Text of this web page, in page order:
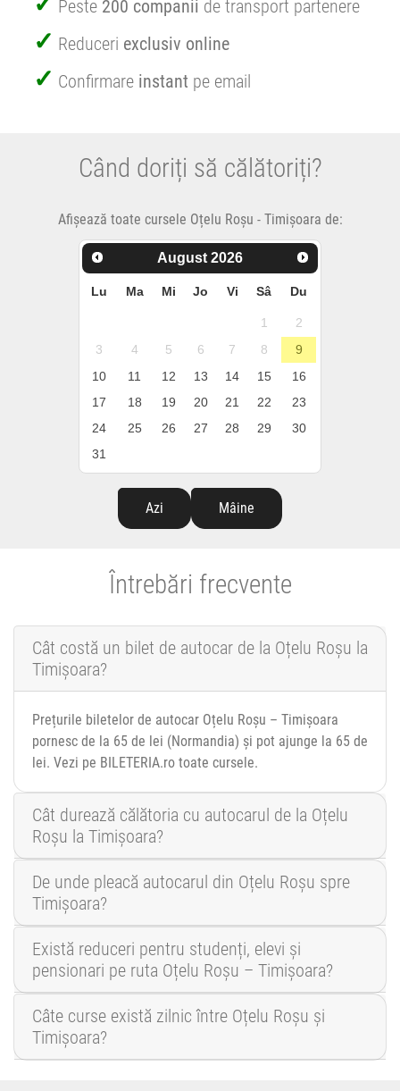
Peste 200 companii de transport partenere
Reduceri exclusiv online
Confirmare instant pe email
Când doriți să călătoriți?
Afișează toate cursele Oțelu Roșu - Timișoara de:
August 2026
Lu Ma Mi Jo Vi Sâ Du
1
2
3
4 5 6 7 8
9
10
11 12 13 14 15
16
17
18 19 20 21 22
23
24
25 26 27 28 29
30
31
Azi Mâine
Întrebări frecvente
Cât costă un bilet de autocar de la Oțelu Roșu la
Timișoara?
Prețurile biletelor de autocar Oțelu Roșu – Timișoara
pornesc de la 65 de lei (Normandia) și pot ajunge la 65 de
lei. Vezi pe BILETERIA.ro toate cursele.
Cât durează călătoria cu autocarul de la Oțelu
Roșu la Timișoara?
De unde pleacă autocarul din Oțelu Roșu spre
Timișoara?
Există reduceri pentru studenți, elevi și
pensionari pe ruta Oțelu Roșu – Timișoara?
Câte curse există zilnic între Oțelu Roșu și
Timișoara?